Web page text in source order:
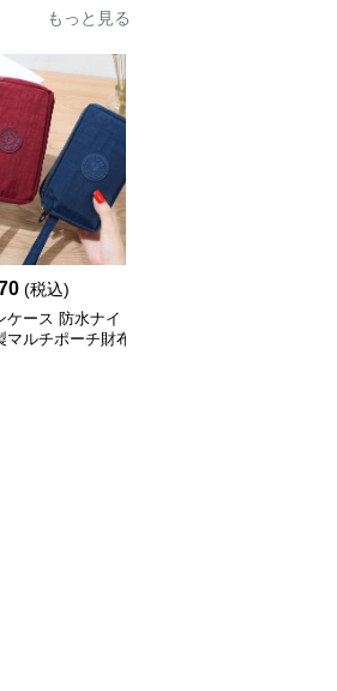
もっと見る
(税込)
ケース 防水ナイ
マルチポーチ財布